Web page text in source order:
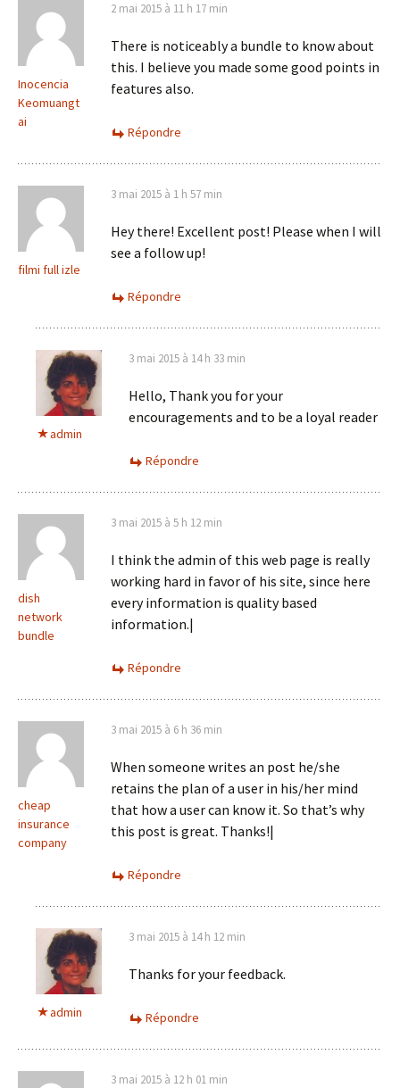
Inocencia
Keomuangt
ai
2 mai 2015 à 11 h 17 min
There is noticeably a bundle to know about
this. I believe you made some good points in
features also.
Répondre
filmi full izle
3 mai 2015 à 1 h 57 min
Hey there! Excellent post! Please when I will
see a follow up!
Répondre
admin
3 mai 2015 à 14 h 33 min
Hello, Thank you for your
encouragements and to be a loyal reader
Répondre
dish
network
bundle
3 mai 2015 à 5 h 12 min
I think the admin of this web page is really
working hard in favor of his site, since here
every information is quality based
information.|
Répondre
cheap
insurance
company
3 mai 2015 à 6 h 36 min
When someone writes an post he/she
retains the plan of a user in his/her mind
that how a user can know it. So that’s why
this post is great. Thanks!|
Répondre
admin
3 mai 2015 à 14 h 12 min
Thanks for your feedback.
Répondre
3 mai 2015 à 12 h 01 min